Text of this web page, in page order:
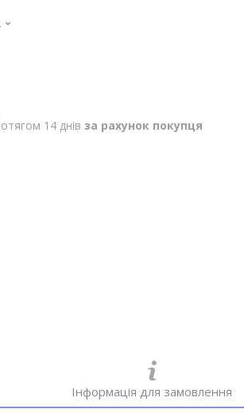
14 днів за рахунок покупця
Інформація для замовлення